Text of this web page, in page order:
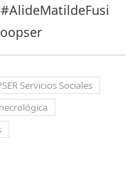
Servicios Sociales
necrológica